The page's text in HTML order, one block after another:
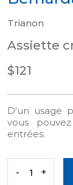
Trianon
Assiette
$121
D'un usage
vous
entrées.
- +